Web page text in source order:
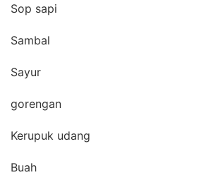
Sop sapi
Sambal
Sayur
gorengan
Kerupuk udang
Buah